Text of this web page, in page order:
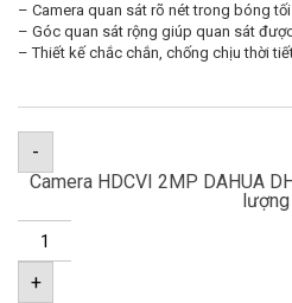
– Camera quan sát rõ nét trong bóng
– Góc quan sát rộng giúp quan sát
– Thiết kế chắc chắn, chống chịu thời
-
Camera HDCVI 2MP DAHUA
lượng
+